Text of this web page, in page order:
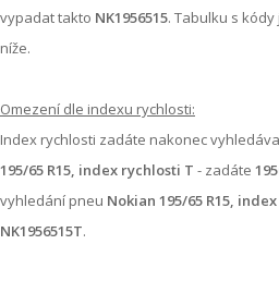
vypadat takto NK1956515. Tabulku s
níže.
Omezení dle indexu rychlosti:
Index rychlosti zadáte nakonec
195/65 R15, index rychlosti T - zadáte
vyhledání pneu Nokian 195/65 R15,
NK1956515T.